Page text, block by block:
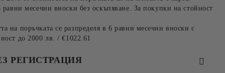
равни месечни вноски без оскъпяване. За покупки на стойност
на поръчката се разпределя в 6 равни месечни вноски с
до 2000 лв. / €1022.61
РЕГИСТРАЦИЯ